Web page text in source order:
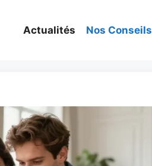
Actualités Nos Conseils